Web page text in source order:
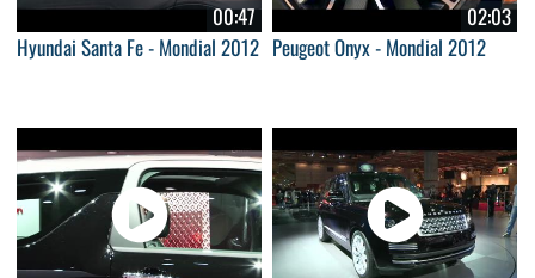
00:47
Hyundai Santa Fe - Mondial 2012
02:03
Peugeot Onyx - Mondial 2012